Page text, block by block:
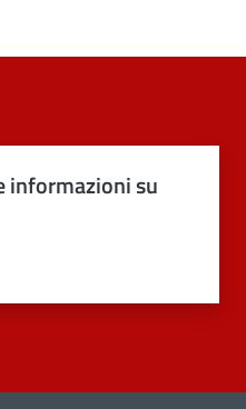
informazioni su
su 5
5